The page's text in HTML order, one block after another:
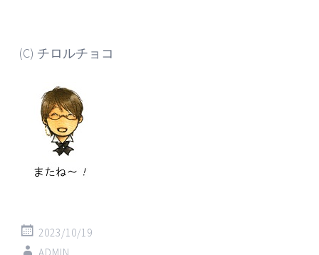
(C) チロルチョコ
2023/10/19